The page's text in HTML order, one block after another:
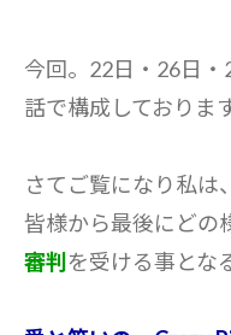
今回。22日・26日・
話で構成しております
さてご覧になり私は、
皆様から最後にどの
審判 を受ける事とな